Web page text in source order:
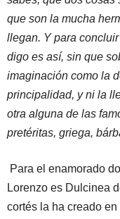
que son la mucha
llegan. Y para
digo es así, sin que
imaginación como la
principalidad, y ni la
otra alguna de las
pretéritas, griega,
Para el enamorado
Lorenzo es Dulcinea
cortés la ha creado